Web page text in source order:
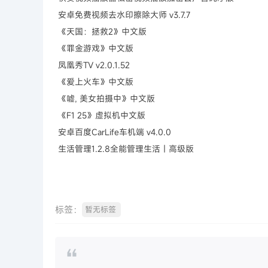
安卓免费视频去水印擦除大师 v3.7.7
《天国：拯救2》中文版
《罪金游戏》中文版
凤凰秀TV v2.0.1.52
《爱上火车》中文版
《嘘, 美女拍摄中》中文版
《F1 25》虚拟机中文版
安卓百度CarLife车机端 v4.0.0
生活管理1.2.8全能管理生活｜高级版
标签： 暂无标签